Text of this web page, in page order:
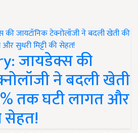
जायडेक्स की
ने बदली खेती
तक घटी लागत और
सेहत!